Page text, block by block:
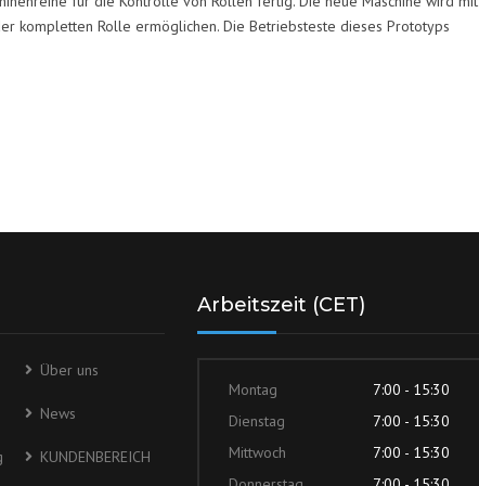
kompletten Rolle ermöglichen. Die Betriebsteste dieses Prototyps
Über uns
News
KUNDENBEREICH
Arbeitszeit (CET)
Montag
7:00 - 15:30
Dienstag
7:00 - 15:30
Mittwoch
7:00 - 15:30